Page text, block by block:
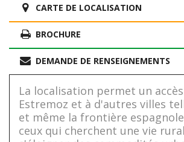
CARTE DE LOCALISATION
BROCHURE
DEMANDE DE RENSEIGNEMENTS
La localisation permet un
Estremoz et à d'autres villes
et même la frontière
ceux qui cherchent une vie